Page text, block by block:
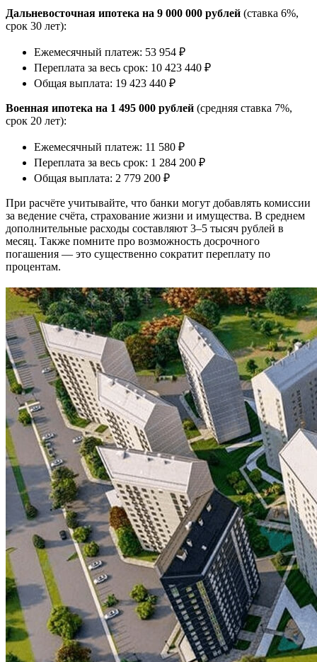
Дальневосточная ипотека на 9 000 000 рублей (ставка 6%,
срок 30 лет):
Ежемесячный платеж: 53 954 ₽
Переплата за весь срок: 10 423 440 ₽
Общая выплата: 19 423 440 ₽
Военная ипотека на 1 495 000 рублей (средняя ставка 7%,
срок 20 лет):
Ежемесячный платеж: 11 580 ₽
Переплата за весь срок: 1 284 200 ₽
Общая выплата: 2 779 200 ₽
При расчёте учитывайте, что банки могут добавлять комиссии
за ведение счёта, страхование жизни и имущества. В среднем
дополнительные расходы составляют 3–5 тысяч рублей в
месяц. Также помните про возможность досрочного
погашения — это существенно сократит переплату по
процентам.